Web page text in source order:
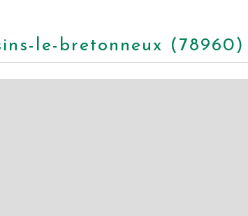
le-bretonneux (78960)